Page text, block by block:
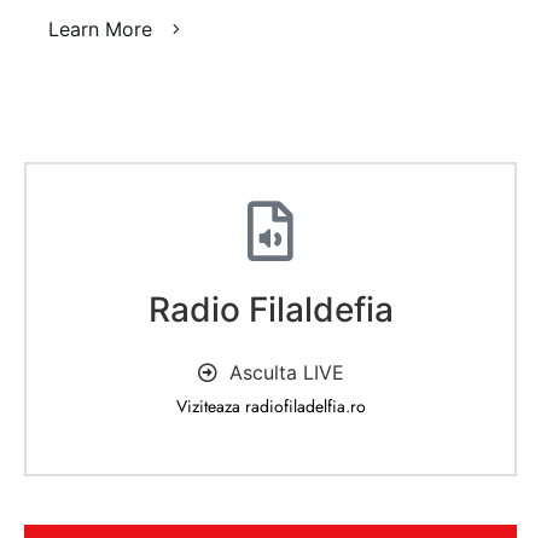
Learn More
Radio Filaldefia
Asculta LIVE
Viziteaza radiofiladelfia.ro